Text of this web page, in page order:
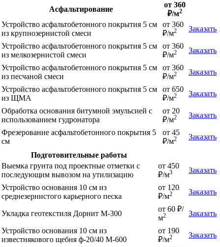
Асфальтирование
от 360
₽/м2
Устройство асфальтобетонного покрытия 5 см
из крупнозернистой смеси
от 360
₽/м2 Заказать
Устройство асфальтобетонного покрытия 5 см
из мелкозернистой смеси
от 360
₽/м2 Заказать
Устройство асфальтобетонного покрытия 5 см
из песчаной смеси
от 360
₽/м2 Заказать
Устройство асфальтобетонного покрытия 5 см
из ЩМА
от 650
₽/м2 Заказать
Обработка основания битумной эмульсией с
использованием гудронатора
от 20
₽/м2 Заказать
Фрезерование асфальтобетонного покрытия 5
см
от 45
₽/м2 Заказать
Подготовительные работы
Выемка грунта под проектные отметки с
последующим вывозом на утилизацию
от 450
₽/м3 Заказать
Устройство основания 10 см из
среднезернистого карьерного песка
от 120
₽/м2 Заказать
Укладка геотекстиля Дорнит М-300
от 60 ₽/
м2 Заказать
Устройство основания 10 см из
известнякового щебня ф-20/40 М-600
от 190
₽/м2 Заказать